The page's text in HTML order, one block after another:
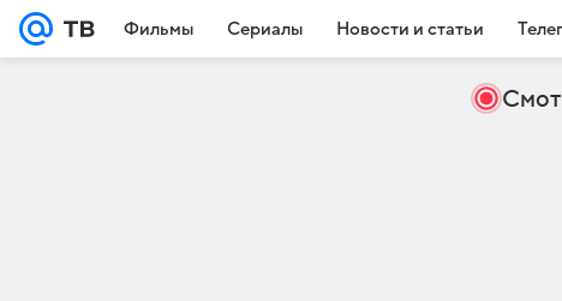
Фильмы Сериалы Новости и статьи